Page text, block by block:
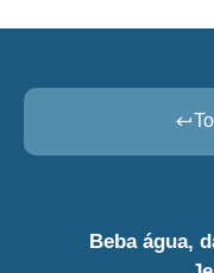
Beba água,